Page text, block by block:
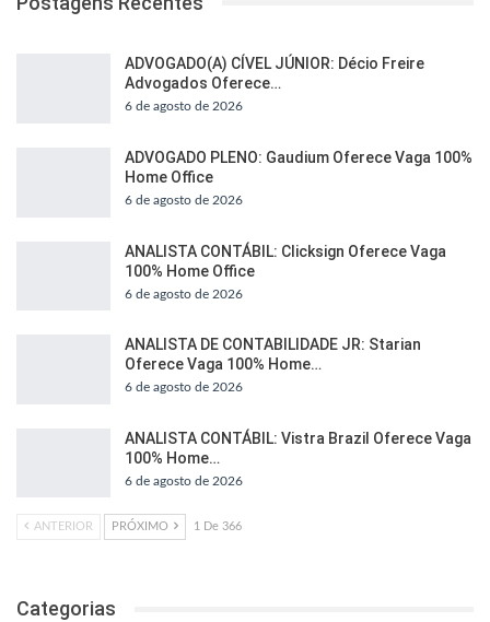
ADVOGADO(A) CÍVEL JÚNIOR: Décio Freire
Advogados Oferece…
6 de agosto de 2026
ADVOGADO PLENO: Gaudium Oferece Vaga 100%
Home Office
6 de agosto de 2026
ANALISTA CONTÁBIL: Clicksign Oferece Vaga
100% Home Office
6 de agosto de 2026
ANALISTA DE CONTABILIDADE JR: Starian
Oferece Vaga 100% Home…
6 de agosto de 2026
ANALISTA CONTÁBIL: Vistra Brazil Oferece Vaga
100% Home…
6 de agosto de 2026
ANTERIOR PRÓXIMO 1 De 366
Categorias